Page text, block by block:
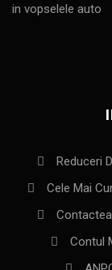
in vopselele auto
Reduceri
Cele Mai
Contul